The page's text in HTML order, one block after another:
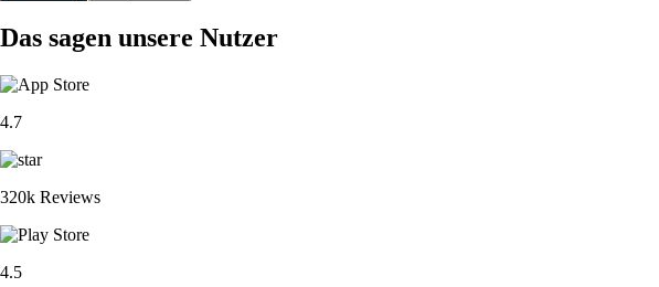
Das sagen unsere Nutzer
4.7
320k Reviews
4.5